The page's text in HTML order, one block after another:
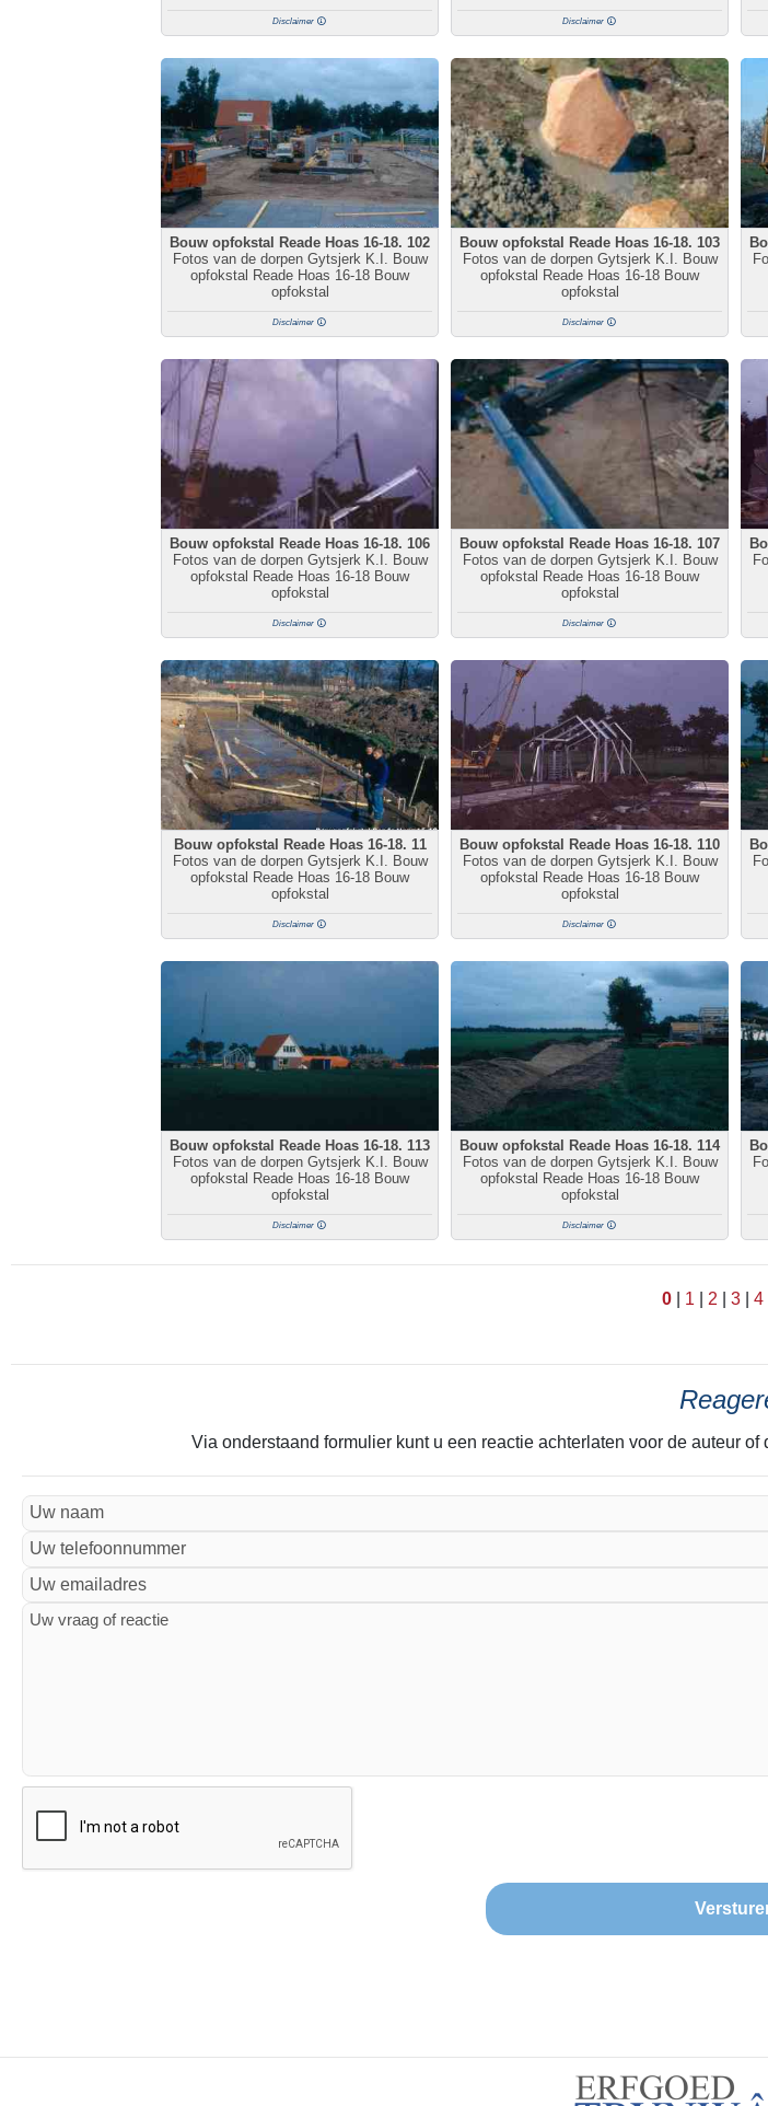
Disclaimer Disclaimer
Bouw opfokstal Reade Hoas 16-18. 102
Fotos van de dorpen Gytsjerk K.I. Bouw
opfokstal Reade Hoas 16-18 Bouw
opfokstal
Disclaimer
Bouw opfokstal Reade Hoas 16-18. 103
Fotos van de dorpen Gytsjerk K.I. Bouw
opfokstal Reade Hoas 16-18 Bouw
opfokstal
Disclaimer
Bouw opfokstal Reade Hoas 16-18. 106
Fotos van de dorpen Gytsjerk K.I. Bouw
opfokstal Reade Hoas 16-18 Bouw
opfokstal
Disclaimer
Bouw opfokstal Reade Hoas 16-18. 107
Fotos van de dorpen Gytsjerk K.I. Bouw
opfokstal Reade Hoas 16-18 Bouw
opfokstal
Disclaimer
Bouw opfokstal Reade Hoas 16-18. 11
Fotos van de dorpen Gytsjerk K.I. Bouw
opfokstal Reade Hoas 16-18 Bouw
opfokstal
Disclaimer
Bouw opfokstal Reade Hoas 16-18. 110
Fotos van de dorpen Gytsjerk K.I. Bouw
opfokstal Reade Hoas 16-18 Bouw
opfokstal
Disclaimer
Bouw opfokstal Reade Hoas 16-18. 113
Fotos van de dorpen Gytsjerk K.I. Bouw
opfokstal Reade Hoas 16-18 Bouw
opfokstal
Disclaimer
Bouw opfokstal Reade Hoas 16-18. 114
Fotos van de dorpen Gytsjerk K.I. Bouw
opfokstal Reade Hoas 16-18 Bouw
opfokstal
Disclaimer
0| 1 2 3| 4|
Via onderstaand formulier kunt u een reactie achterlaten voor de auteur